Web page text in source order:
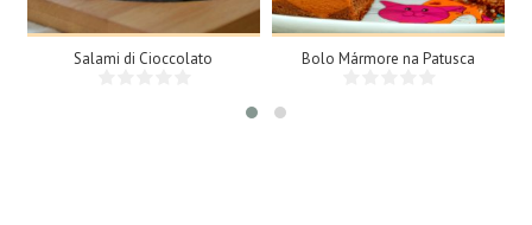
Salami di Cioccolato Bolo Mármore na Patusca